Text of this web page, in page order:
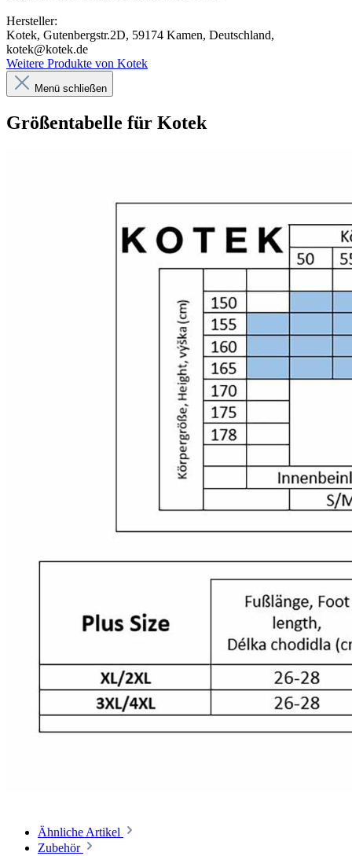
Hersteller:
Kotek, Gutenbergstr.2D, 59174 Kamen, Deutschland,
kotek@kotek.de
Weitere Produkte von Kotek
Menü schließen
Größentabelle für Kotek
Ähnliche Artikel
Zubehör